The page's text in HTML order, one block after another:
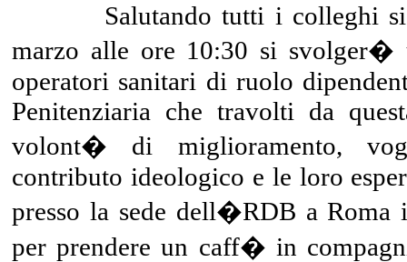
Salutando tutti i colleghi si
marzo alle ore 10:30 si
operatori sanitari di ruolo
Penitenziaria che travolti da
volont� di miglioramento,
contributo ideologico e le loro
presso la sede dell�RDB a
per prendere un caff� in